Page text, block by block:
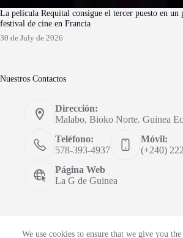
We use cookies to ensure that we give you
La película Requital consigue el tercer puesto en un
festival de cine en Francia
30 de July de 2026
Nuestros Contactos
Dirección:
Malabo, Bioko Norte. Guinea
Teléfono:
578-393-4937
Móvil:
(+240)
Página Web
La G de Guinea